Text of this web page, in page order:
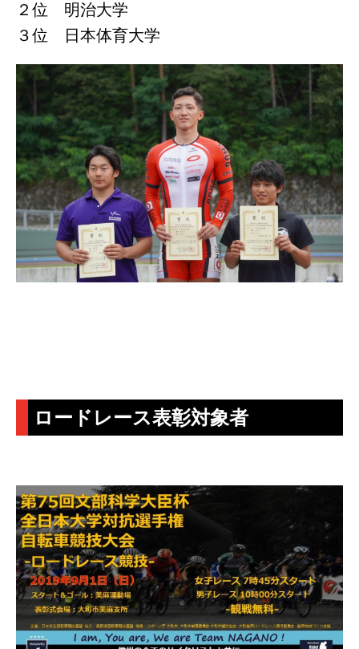
２位 明治大学
３位 日本体育大学
ロードレース表彰対象者